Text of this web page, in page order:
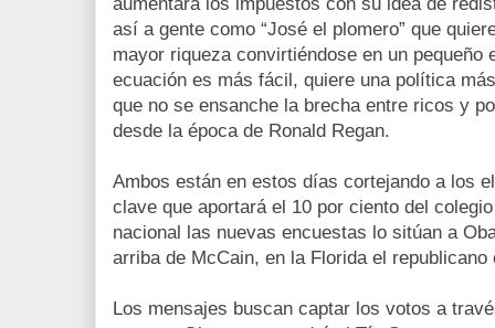
así a gente como “José el plomero” que
mayor riqueza convirtiéndose en un pequeño
ecuación es más fácil, quiere una política
que no se ensanche la brecha entre ricos y
desde la época de Ronald Regan.
Ambos están en estos días cortejando a los
clave que aportará el 10 por ciento del
nacional las nuevas encuestas lo sitúan a
arriba de McCain, en la Florida el
Los mensajes buscan captar los votos a